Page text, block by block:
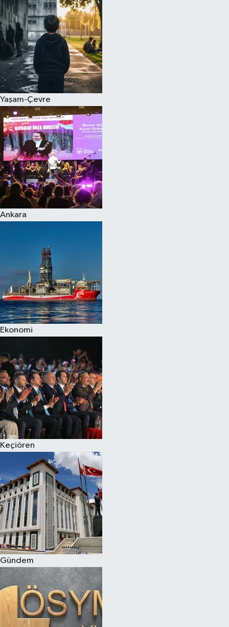
Yaşam-Çevre
Ankara
Ekonomi
Keçiören
Gündem